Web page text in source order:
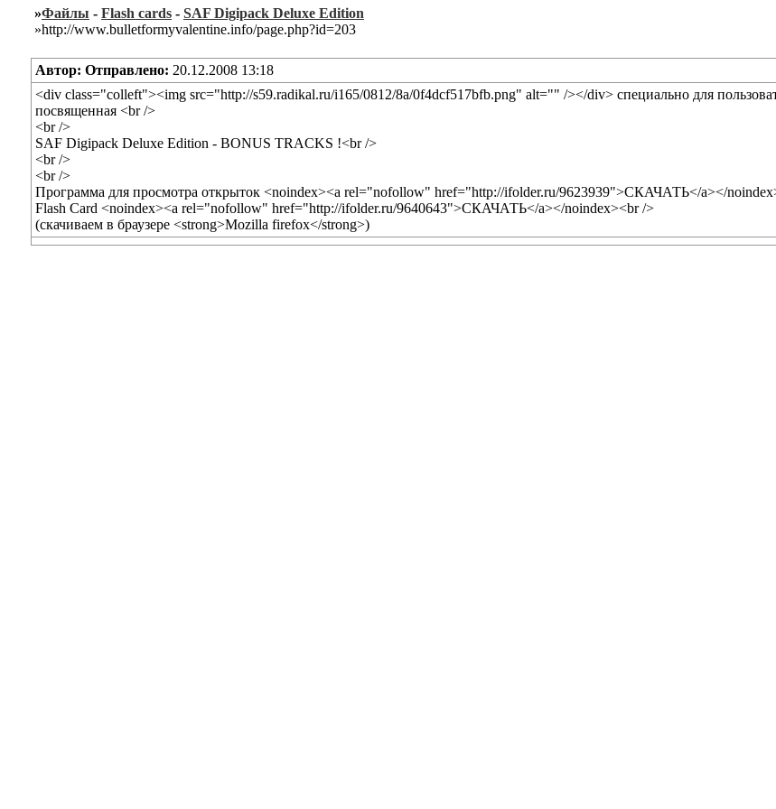
»Файлы - Flash cards - SAF Digipack Deluxe Edition
»http://www.bulletformyvalentine.info/page.php?id=203
Автор: Отправлено: 20.12.2008 13:18
<div class="colleft"><img src="http://s59.radikal.ru/i165/0812/8a/0f4dcf517bfb.png" alt="" /></div> специально для
посвященная <br />
<br />
SAF Digipack Deluxe Edition - BONUS TRACKS !<br />
<br />
<br />
Программа для просмотра открыток <noindex><a rel="nofollow" href="http://ifolder.ru/9623939">СКАЧАТЬ</a></
Flash Card <noindex><a rel="nofollow" href="http://ifolder.ru/9640643">СКАЧАТЬ</a></noindex><br />
(скачиваем в браузере <strong>Mozilla firefox</strong>)